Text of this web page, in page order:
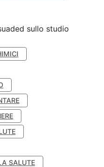
sullo studio
SALUTE